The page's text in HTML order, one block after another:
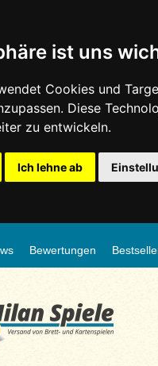
ist uns
Cookies und
Diese
zu entwickeln.
Ich lehne ab
Bewertungen